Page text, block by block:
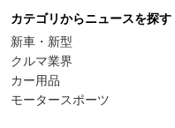
カテゴリからニュースを探す
新車・新型
クルマ業界
カー用品
モータースポーツ